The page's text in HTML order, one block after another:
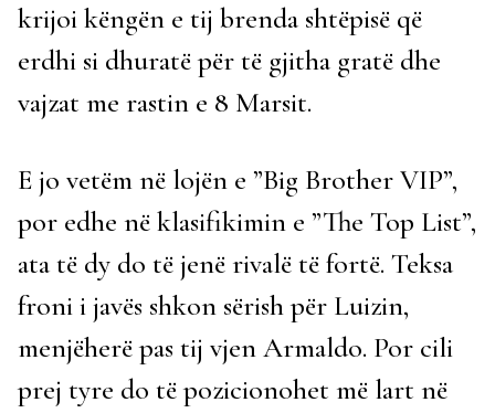
krijoi këngën e tij brenda shtëpisë që
erdhi si dhuratë për të gjitha gratë dhe
vajzat me rastin e 8 Marsit.
E jo vetëm në lojën e ”Big Brother VIP”,
por edhe në klasifikimin e ”The Top List”,
ata të dy do të jenë rivalë të fortë. Teksa
froni i javës shkon sërish për Luizin,
menjëherë pas tij vjen Armaldo. Por cili
prej tyre do të pozicionohet më lart në